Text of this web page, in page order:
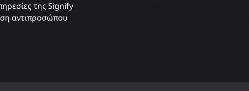
της Signify
αντιπροσώπου